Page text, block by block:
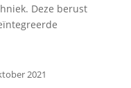
Deze berust
2021